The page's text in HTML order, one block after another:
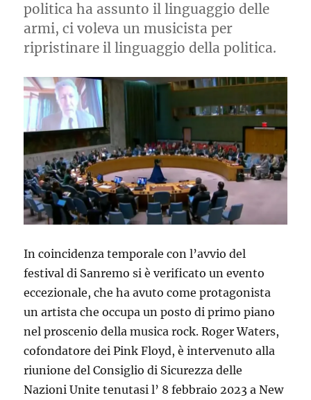
politica ha assunto il linguaggio delle
armi, ci voleva un musicista per
ripristinare il linguaggio della politica.
In coincidenza temporale con l’avvio del
festival di Sanremo si è verificato un evento
eccezionale, che ha avuto come protagonista
un artista che occupa un posto di primo piano
nel proscenio della musica rock. Roger Waters,
cofondatore dei Pink Floyd, è intervenuto alla
riunione del Consiglio di Sicurezza delle
Nazioni Unite tenutasi l’ 8 febbraio 2023 a New